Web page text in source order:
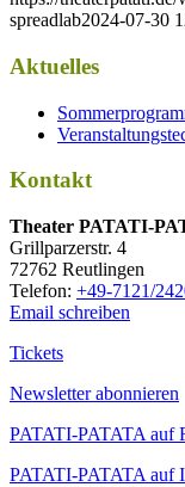
spreadlab2024-07-30
Aktuelles
Kontakt
Thea­ter PATATI-
Grill­par­zer­str. 4
72762 Reutlingen
Tele­fon: +49-7121/
Email schreiben
Tickets
Newsletter abonnieren
PATATI-PATATA auf
PATATI-PATATA auf